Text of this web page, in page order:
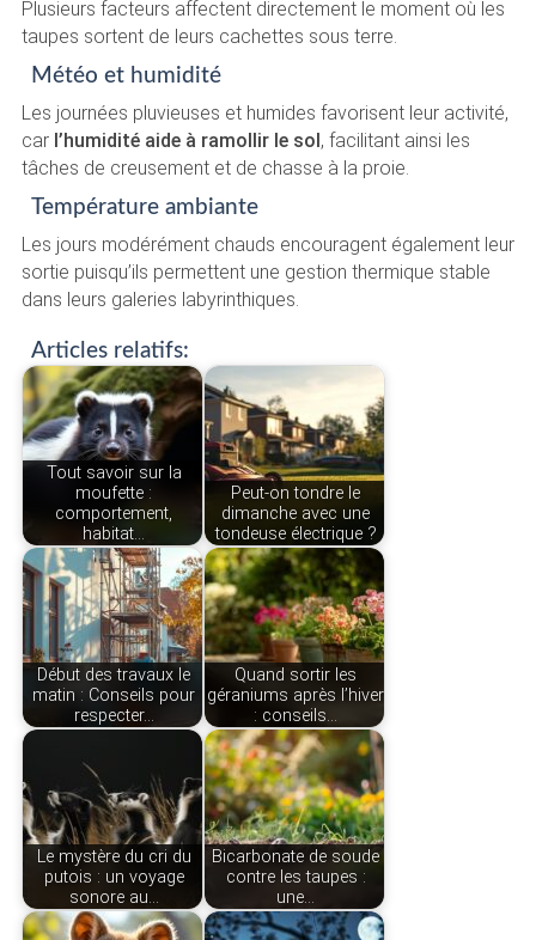
Plusieurs facteurs affectent directement le moment où les
taupes sortent de leurs cachettes sous terre.
Météo et humidité
Les journées pluvieuses et humides favorisent leur activité,
car l’humidité aide à ramollir le sol, facilitant ainsi les
tâches de creusement et de chasse à la proie.
Température ambiante
Les jours modérément chauds encouragent également leur
sortie puisqu’ils permettent une gestion thermique stable
dans leurs galeries labyrinthiques.
Articles relatifs:
Tout savoir sur la
moufette :
comportement,
habitat…
Peut-on tondre le
dimanche avec une
tondeuse électrique ?
Début des travaux le
matin : Conseils pour
respecter…
Quand sortir les
géraniums après l’hiver
: conseils…
Le mystère du cri du
putois : un voyage
sonore au…
Bicarbonate de soude
contre les taupes :
une…